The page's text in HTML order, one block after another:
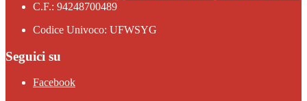
C.F.: 94248700489
Codice Univoco: UFWSYG
Seguici su
Facebook